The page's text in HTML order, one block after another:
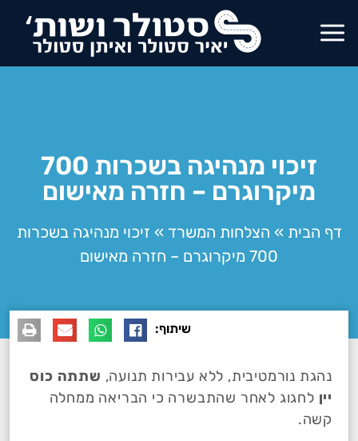
זיכוי מנהיגה בשכרות 700
מיקרוגרם – חזרה מאישום
דף הבית » הצלחות המשרד » זיכוי מנהיגה בשכרות
700 מיקרוגרם – חזרה מאישום
שיתוף:
נהגת נורמטיבית, ללא עבירות תנועה, שתתה כוס
יין לחגוג לאחר שהתבשרה כי הבריאה ממחלה
קשה.